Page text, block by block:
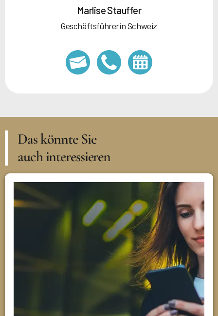
Marlise Stauffer
Geschäftsführerin Schweiz
Das könnte Sie
auch interessieren